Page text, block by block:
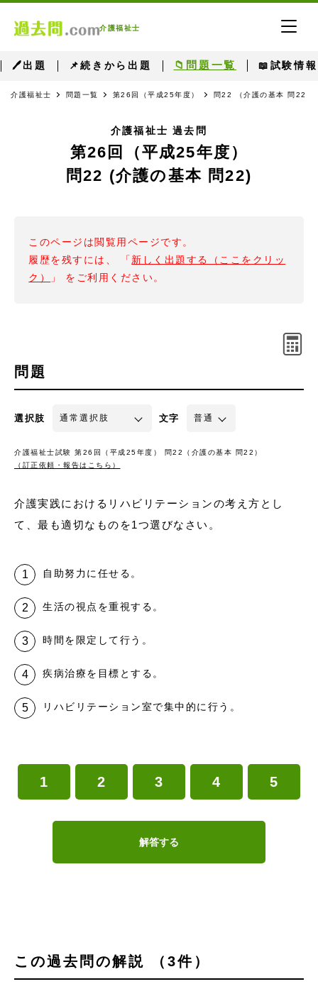
介護福祉士
🖊出題 📌続きから出題 📁問題一覧 📖試験情報
介護福祉士 問題一覧 第26回（平成25年度） 問22 （介護の基本 問22）
介護福祉士 過去問
第26回（平成25年度）
問22 (介護の基本 問22)
このページは閲覧用ページです。
履歴を残すには、 「 新しく出題する（ここをクリッ
ク）
」 をご利用ください。
問題
選択肢 文字
介護福祉士試験 第26回（平成25年度） 問22（介護の基本 問22）
（訂正依頼・報告はこちら）
介護実践におけるリハビリテーションの考え方とし
て、最も適切なものを1つ選びなさい。
自助努力に任せる。
生活の視点を重視する。
時間を限定して行う。
疾病治療を目標とする。
リハビリテーション室で集中的に行う。
1 2 3 4 5
解答する
この過去問の解説 （3件）